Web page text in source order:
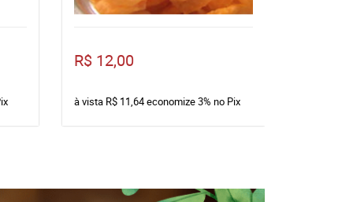
R$ 12,00
à vista R$ 11,64economize3% no Pix